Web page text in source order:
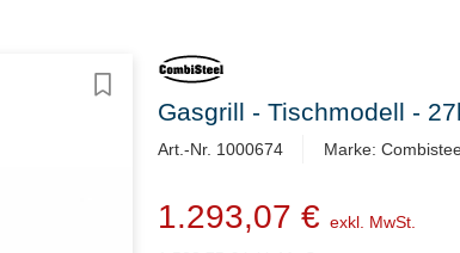
Gasgrill - Tischmodell -
Art.-Nr. 1000674 Marke:
1.293,07 € exkl. MwSt.